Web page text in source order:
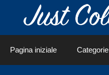
Pagina iniziale Categorie